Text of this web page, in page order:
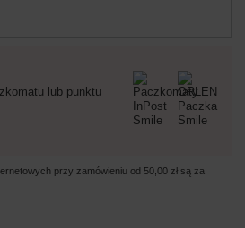
lub punktu
przy zamówieniu od 50,00 zł są za